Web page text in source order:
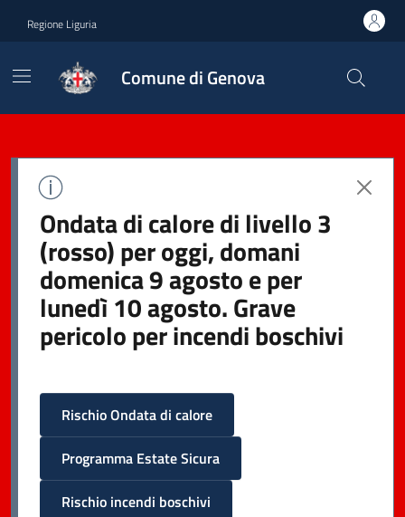
Regione Liguria
Comune di Genova
Ondata di calore di livello 3
(rosso) per oggi, domani
domenica 9 agosto e per
lunedì 10 agosto. Grave
pericolo per incendi boschivi
Rischio Ondata di calore
Programma Estate Sicura
Rischio incendi boschivi